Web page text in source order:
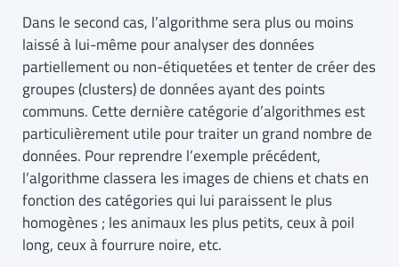
Dans le second cas, l’algorithme sera plus ou moins
laissé à lui-même pour analyser des données
partiellement ou non-étiquetées et tenter de créer des
groupes (clusters) de données ayant des points
communs. Cette dernière catégorie d’algorithmes est
particulièrement utile pour traiter un grand nombre de
données. Pour reprendre l’exemple précédent,
l’algorithme classera les images de chiens et chats en
fonction des catégories qui lui paraissent le plus
homogènes ; les animaux les plus petits, ceux à poil
long, ceux à fourrure noire, etc.